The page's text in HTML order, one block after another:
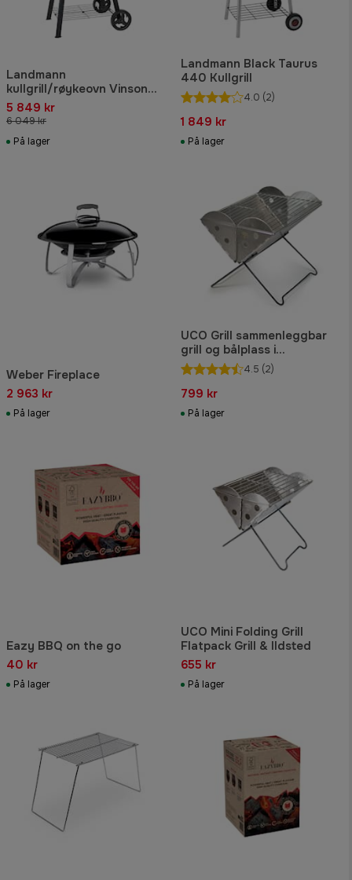
Landmann
kullgrill/røykeovn Vinson
200
5 849 kr
6 049 kr
På lager
Landmann Black Taurus
440 Kullgrill
4.0 (2)
1 849 kr
På lager
Weber Fireplace
2 963 kr
På lager
UCO Grill sammenleggbar
grill og bålplass i
flatpakning4.5 (2)
799 kr
På lager
Eazy BBQ on the go
40 kr
På lager
UCO Mini Folding Grill
Flatpack Grill & Ildsted
655 kr
På lager